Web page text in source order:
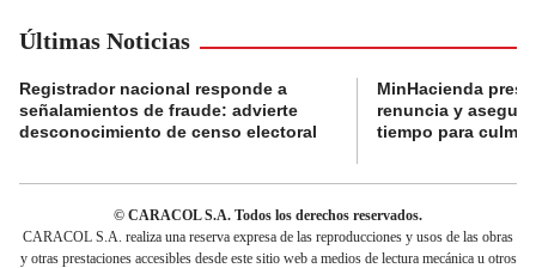
Últimas Noticias
Registrador nacional responde a
señalamientos de fraude: advierte
desconocimiento de censo electoral
MinHacienda
renuncia y
tiempo para
© CARACOL S.A. Todos los derechos reservados.
CARACOL S.A. realiza una reserva expresa de las reproducciones y usos de las obras
y otras prestaciones accesibles desde este sitio web a medios de lectura mecánica u otros